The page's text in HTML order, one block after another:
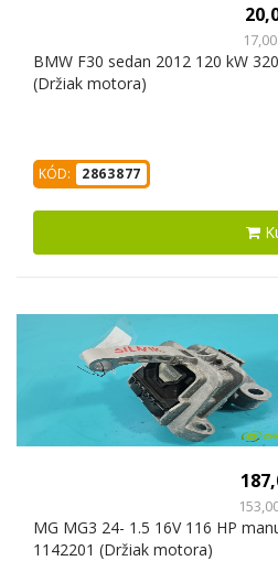
BMW F30 sedan 2012 120 kW
(Držiak motora)
KÓD: 2863877
MG MG3 24- 1.5 16V 116 HP
1142201 (Držiak motora)